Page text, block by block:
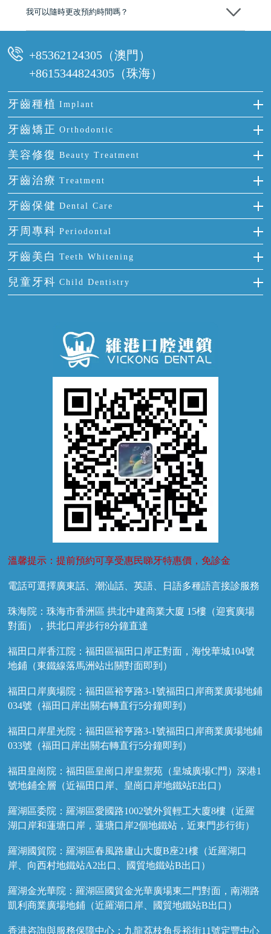
我可以隨時更改預約時間嗎？
可以，請盡早通過wechat或whatsapp聯絡我們，告知我們你原本預約的
+85362124305（澳門）
+8615344824305（珠海）
牙齒種植 Implant
種牙
單顆牙缺失
門牙缺失
多顆牙缺失
半口缺失
全口缺失
牙齒矯正 Orthodontic
隱形箍牙
前牙反頜
牙齒擁擠
牙齒前突
牙齒稀疏
美容修復 Beauty Treatment
全瓷牙
烤瓷牙
氟斑牙
四環素牙
活動假牙
牙貼面
牙齒治療 Treatment
補牙
智齒
根管治療
拔牙
牙痛
牙齒保健 Dental Care
正確刷牙
全國愛牙日
預防牙病
牙科通識
牙周專科 Periodontal
牙周炎
牙齦出血
牙齦炎
牙齦萎縮
牙齒美白 Teeth Whitening
冷光美白
兒童牙科 Child Dentistry
溫馨提示：提前預約可享受惠民睇牙特惠價，免診金
電話可選擇廣東話、潮汕話、英語、日語多種語言接診服務
珠海院：珠海市香洲區 拱北中建商業大廈 15樓（迎賓廣場
對面），拱北口岸步行8分鐘直達
福田口岸香江院：福田區福田口岸正對面，海悅華城104號
地鋪（東鐵線落馬洲站出關對面即到）
福田口岸廣場院：福田區裕亨路3-1號福田口岸商業廣場地鋪
034號（福田口岸出關右轉直行5分鐘即到）
福田口岸星光院：福田區裕亨路3-1號福田口岸商業廣場地鋪
033號（福田口岸出關右轉直行5分鐘即到）
福田皇崗院：福田區皇崗口岸皇禦苑（皇城廣場C門）深港1
號地鋪全層（近福田口岸、皇崗口岸地鐵站E出口）
羅湖區委院：羅湖區愛國路1002號外貿輕工大廈8樓（近羅
湖口岸和蓮塘口岸，蓮塘口岸2個地鐵站，近東門步行街）
羅湖國貿院：羅湖區春風路廬山大廈B座21樓（近羅湖口
岸、向西村地鐵站A2出口、國貿地鐵站B出口）
羅湖金光華院：羅湖區國貿金光華廣場東二門對面，南湖路
凱利商業廣場地鋪（近羅湖口岸、國貿地鐵站B出口）
香港咨詢與服務保障中心：九龍荔枝角長裕街11號定豐中心